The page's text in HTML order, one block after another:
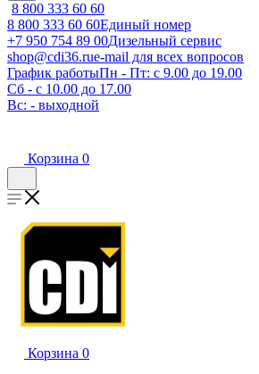
8 800 333 60 60
8 800 333 60 60Единый номер
+7 950 754 89 00Дизельный сервис
shop@cdi36.rue-mail для всех вопросов
График работыПн - Пт: с 9.00 до 19.00
Сб - с 10.00 до 17.00
Вс: - выходной
Корзина 0
Корзина 0